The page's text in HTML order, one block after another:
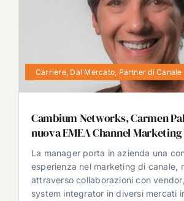
Carriere, Dal Mercato Partner di Canale
Cambium Networks, Carmen
nuova EMEA Channel
La manager porta in azienda una
esperienza nel marketing di canale,
attraverso collaborazioni con
system integrator in diversi mercati